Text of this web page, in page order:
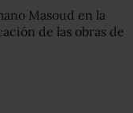
Masoud en la
de las obras de